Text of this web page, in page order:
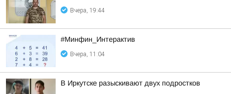
Вчера, 19:44
#Минфин_Интерактив
Вчера, 11:04
В Иркутске разыскивают двух подростков